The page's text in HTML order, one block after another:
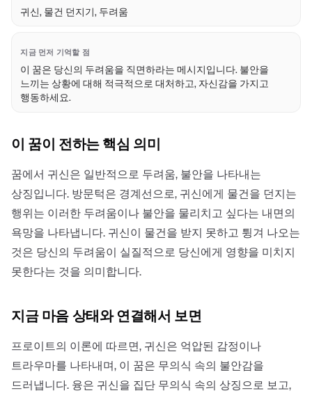
귀신, 물건 던지기, 두려움
지금 먼저 기억할 점
이 꿈은 당신의 두려움을 직면하라는 메시지입니다. 불안을
느끼는 상황에 대해 적극적으로 대처하고, 자신감을 가지고
행동하세요.
이 꿈이 전하는 핵심 의미
꿈에서 귀신은 일반적으로 두려움, 불안을 나타내는
상징입니다. 방문턱은 경계선으로, 귀신에게 물건을 던지는
행위는 이러한 두려움이나 불안을 물리치고 싶다는 내면의
욕망을 나타냅니다. 귀신이 물건을 받지 못하고 튕겨 나오는
것은 당신의 두려움이 실질적으로 당신에게 영향을 미치지
못한다는 것을 의미합니다.
지금 마음 상태와 연결해서 보면
프로이트의 이론에 따르면, 귀신은 억압된 감정이나
트라우마를 나타내며, 이 꿈은 무의식 속의 불안감을
드러냅니다. 융은 귀신을 집단 무의식 속의 상징으로 보고,